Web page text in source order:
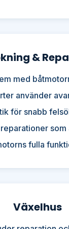
&
med
använder
för snabb
fulla
Växelhus